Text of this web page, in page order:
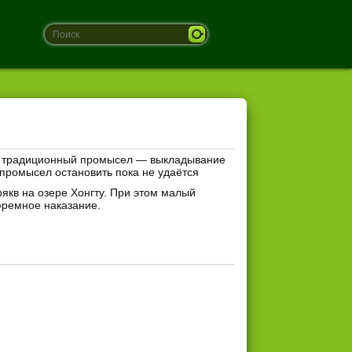
традиционный промысел — выкладывание
остановить пока не удаётся
на озере Хонгту. При этом малый
наказание.